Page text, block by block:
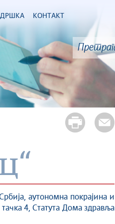
КОНТАКТ
аутономна покрајина и
4, Статута Дома здравља